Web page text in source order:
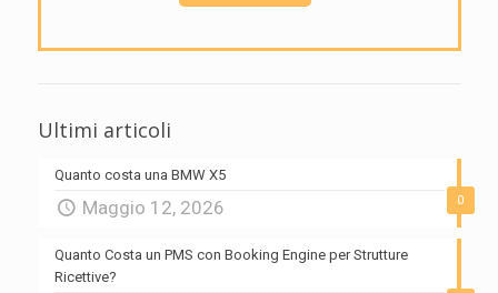
Ultimi articoli
0
Quanto costa una BMW X5
Maggio 12, 2026
Quanto Costa un PMS con Booking Engine per Strutture
Ricettive?